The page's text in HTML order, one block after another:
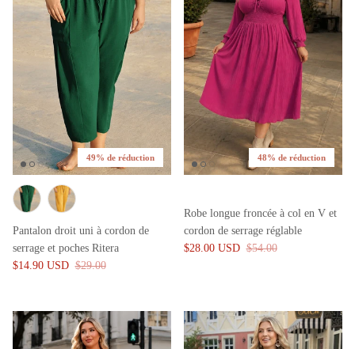
49% de réduction
Pantalon droit uni à cordon de
serrage et poches Ritera
$14.90 USD $29.00
48% de réduction
Robe longue froncée à col en V et
cordon de serrage réglable
$28.00 USD $54.00